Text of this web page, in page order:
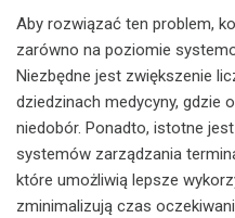
Aby rozwiązać ten problem,
zarówno na poziomie
Niezbędne jest zwiększenie
dziedzinach medycyny, gdzie
niedobór. Ponadto, istotne
systemów zarządzania
które umożliwią lepsze
zminimalizują czas